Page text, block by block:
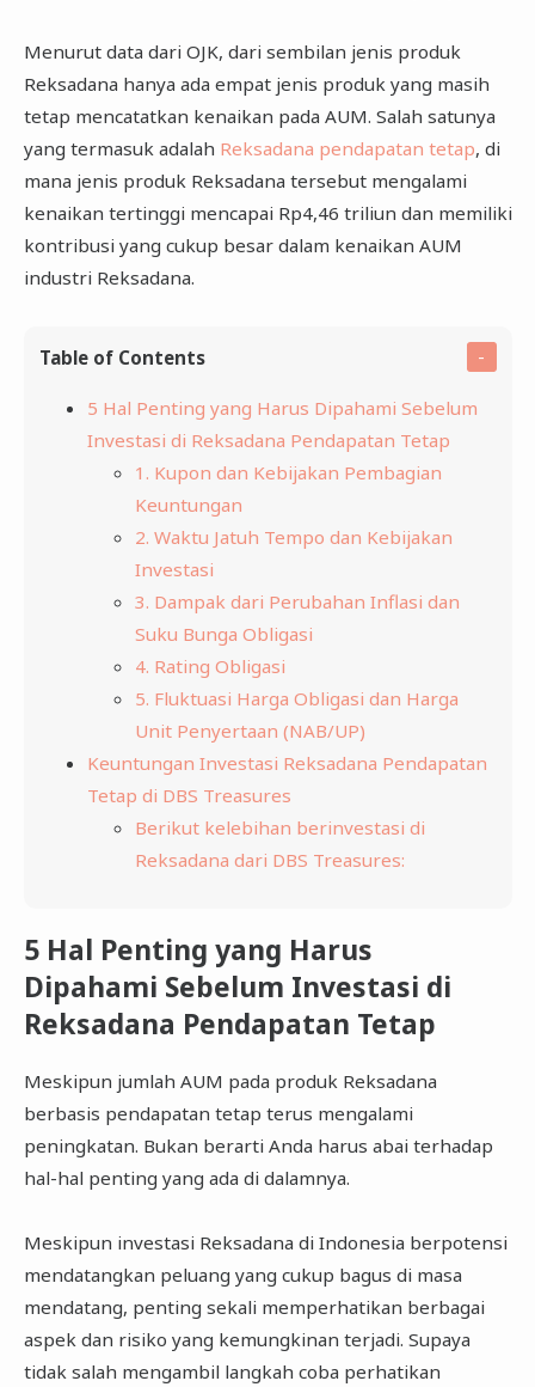
Menurut data dari OJK, dari sembilan jenis produk
Reksadana hanya ada empat jenis produk yang masih
tetap mencatatkan kenaikan pada AUM. Salah satunya
yang termasuk adalah Reksadana pendapatan tetap, di
mana jenis produk Reksadana tersebut mengalami
kenaikan tertinggi mencapai Rp4,46 triliun dan memiliki
kontribusi yang cukup besar dalam kenaikan AUM
industri Reksadana.
Table of Contents
5 Hal Penting yang Harus Dipahami Sebelum
Investasi di Reksadana Pendapatan Tetap
1. Kupon dan Kebijakan Pembagian
Keuntungan
2. Waktu Jatuh Tempo dan Kebijakan
Investasi
3. Dampak dari Perubahan Inflasi dan
Suku Bunga Obligasi
4. Rating Obligasi
5. Fluktuasi Harga Obligasi dan Harga
Unit Penyertaan (NAB/UP)
Keuntungan Investasi Reksadana Pendapatan
Tetap di DBS Treasures
Berikut kelebihan berinvestasi di
Reksadana dari DBS Treasures:
5 Hal Penting yang Harus
Dipahami Sebelum Investasi di
Reksadana Pendapatan Tetap
Meskipun jumlah AUM pada produk Reksadana
berbasis pendapatan tetap terus mengalami
peningkatan. Bukan berarti Anda harus abai terhadap
hal-hal penting yang ada di dalamnya.
Meskipun investasi Reksadana di Indonesia berpotensi
mendatangkan peluang yang cukup bagus di masa
mendatang, penting sekali memperhatikan berbagai
aspek dan risiko yang kemungkinan terjadi. Supaya
tidak salah mengambil langkah coba perhatikan